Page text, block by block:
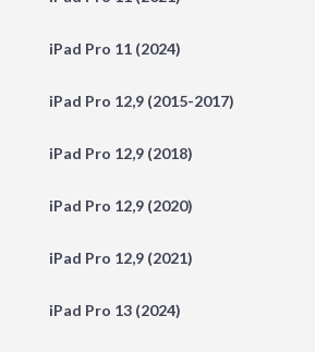
iPad Pro 11 (2024)
iPad Pro 12,9 (2015-2017)
iPad Pro 12,9 (2018)
iPad Pro 12,9 (2020)
iPad Pro 12,9 (2021)
iPad Pro 13 (2024)